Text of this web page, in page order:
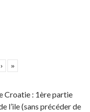
› »
Croatie : 1ère partie
l’ile (sans précéder de